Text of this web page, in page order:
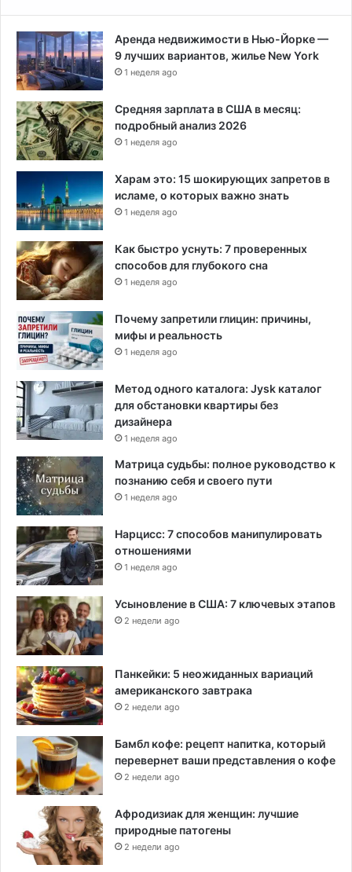
Аренда недвижимости в Нью-Йорке —
9 лучших вариантов, жилье New York
1 неделя ago
Средняя зарплата в США в месяц:
подробный анализ 2026
1 неделя ago
Харам это: 15 шокирующих запретов в
исламе, о которых важно знать
1 неделя ago
Как быстро уснуть: 7 проверенных
способов для глубокого сна
1 неделя ago
Почему запретили глицин: причины,
мифы и реальность
1 неделя ago
Метод одного каталога: Jysk каталог
для обстановки квартиры без
дизайнера
1 неделя ago
Матрица судьбы: полное руководство к
познанию себя и своего пути
1 неделя ago
Нарцисс: 7 способов манипулировать
отношениями
1 неделя ago
Усыновление в США: 7 ключевых этапов
2 недели ago
Панкейки: 5 неожиданных вариаций
американского завтрака
2 недели ago
Бамбл кофе: рецепт напитка, который
перевернет ваши представления о кофе
2 недели ago
Афродизиак для женщин: лучшие
природные патогены
2 недели ago